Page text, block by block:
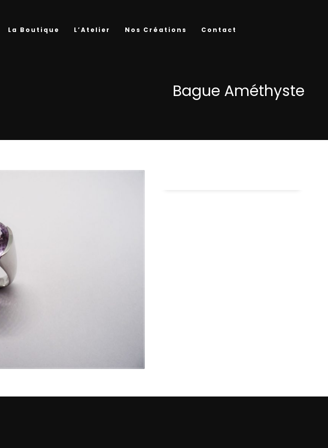
La Boutique L’Atelier Nos Créations Contact
Bague Améthyste